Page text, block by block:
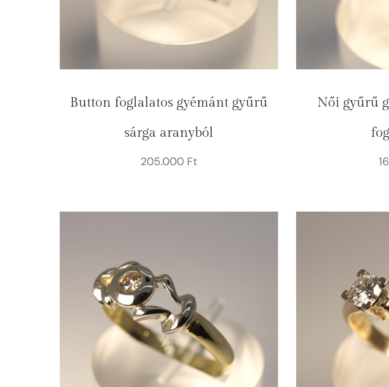
Button foglalatos gyémánt gyűrű
sárga aranyból
205.000 Ft
Női gyűrű